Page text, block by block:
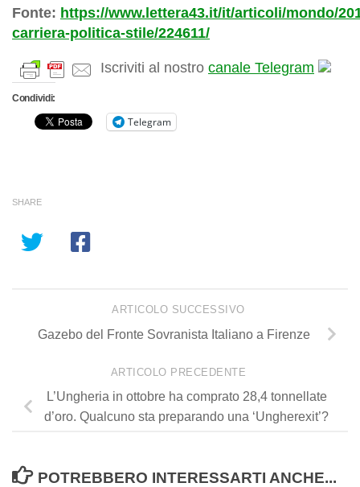
Fonte: https://www.lettera43.it/it/articoli/mondo/
carriera-politica-stile/224611/
Iscriviti al nostro canale Telegram
Condividi:
Telegram
SHARE
ARTICOLO SUCCESSIVO
Gazebo del Fronte Sovranista Italiano a Firenze
ARTICOLO PRECEDENTE
L’Ungheria in ottobre ha comprato 28,4 tonnellate
d’oro. Qualcuno sta preparando una ‘Ungherexit’?
POTREBBERO INTERESSARTI ANCHE...